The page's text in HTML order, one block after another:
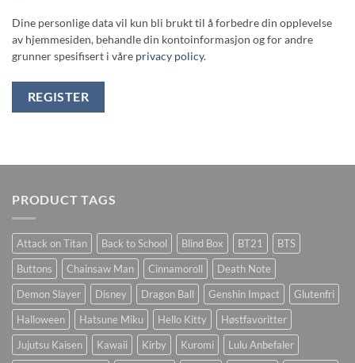
Dine personlige data vil kun bli brukt til å forbedre din opplevelse
av hjemmesiden, behandle din kontoinformasjon og for andre
grunner spesifisert i våre privacy policy.
REGISTER
PRODUCT TAGS
Attack on Titan Back to School Blind Box BT21
BTS
Buttons
Chainsaw Man Cinnamoroll
Death Note
Demon Slayer
Disney Dragon Ball Genshin Impact
Glutenfri
Halloween
Hatsune Miku Hello Kitty
Høstfavoritter
Jujutsu Kaisen
Kawaii Kirby Kuromi
Lulu Anbefaler